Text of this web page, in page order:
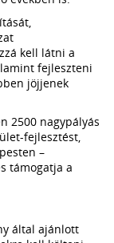
kell látni a
fejleszteni
jöjjenek
2500 nagypályás
fejlesztést,
–
támogatja a
által ajánlott